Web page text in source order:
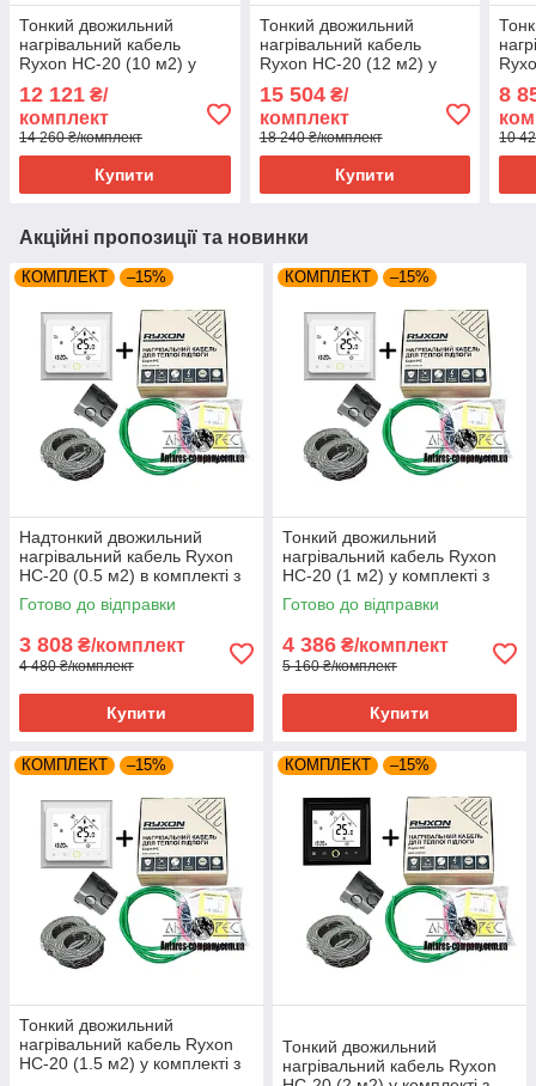
Тонкий двожильний
нагрівальний кабель
Ryxon HC-20 (10 м2) у
комплекті з WI-FI
thermostat TWE02
12 121 ₴/
комплект
14 260 ₴/комплект
Купити
Тонкий двожильний
нагрівальний кабель
Ryxon HC-20 (12 м2) у
комплекті з WI-FI
thermostat TWE02
15 504₴/
комплект
18 240 ₴/комплект
Купити
8
10
Акційні пропозиції та новинки
КОМПЛЕКТ –15%
Надтонкий двожильний
нагрівальний кабель Ryxon
HC-20 (0.5 м2) в комплекті з
WI-FI thermostat TWE02
Готово до відправки
3 808 ₴/комплект
4 480 ₴/комплект
Купити
КОМПЛЕКТ –15%
Тонкий двожильний
нагрівальний кабель Ryxon
HC-20 (1 м2) у комплекті з
WI-FI thermostat
Готово до відправки
4 386 ₴/комплект
5 160 ₴/комплект
Купити
КОМПЛЕКТ –15%
Тонкий двожильний
нагрівальний кабель Ryxon
HC-20 (1.5 м2) у комплекті з
КОМПЛЕКТ –15%
Тонкий двожильний
нагрівальний кабель Ryxon